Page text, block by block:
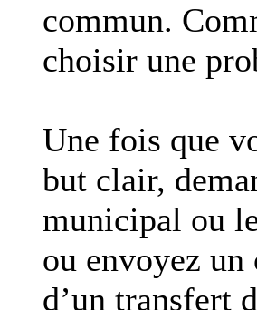
commun.
choisir une
Une fois que
but clair,
municipal ou
ou envoyez un
d’un transfert